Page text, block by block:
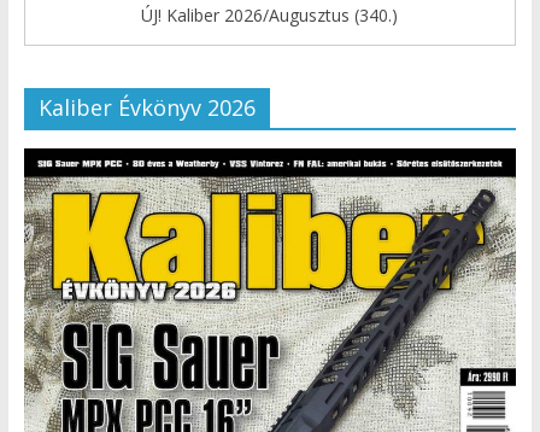
ÚJ! Kaliber 2026/Augusztus (340.)
Kaliber Évkönyv 2026